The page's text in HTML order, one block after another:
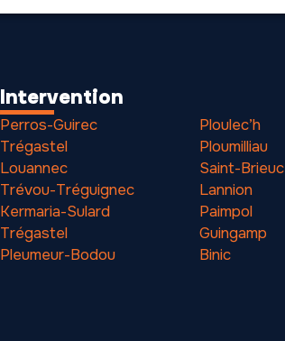
Intervention
Perros-Guirec
Trégastel
Louannec
Trévou-Tréguignec
Kermaria-Sulard
Trégastel
Pleumeur-Bodou
Ploulec’h
Ploumilliau
Saint-Brieuc
Lannion
Paimpol
Guingamp
Binic